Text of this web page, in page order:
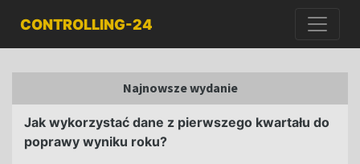
CONTROLLING-24
Najnowsze wydanie
Jak wykorzystać dane z pierwszego kwartału do
poprawy wyniku roku?